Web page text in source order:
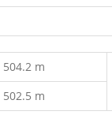
504.2 m
502.5 m